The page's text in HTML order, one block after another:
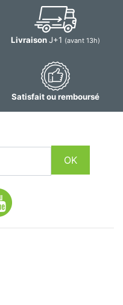
LivraisonJ+1 (avant 13h)
Satisfait ou remboursé
OK